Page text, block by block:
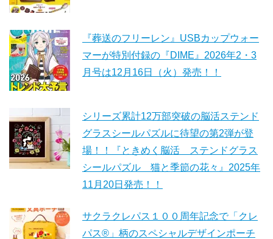
『葬送のフリーレン』USBカップウォー
マーが特別付録の『DIME』2026年2・3
月号は12月16日（火）発売！！
シリーズ累計12万部突破の脳活ステンド
グラスシールパズルに待望の第2弾が登
場！！『ときめく脳活 ステンドグラス
シールパズル 猫と季節の花々』2025年
11月20日発売！！
サクラクレパス１００周年記念で「クレ
パス®」柄のスペシャルデザインポーチ